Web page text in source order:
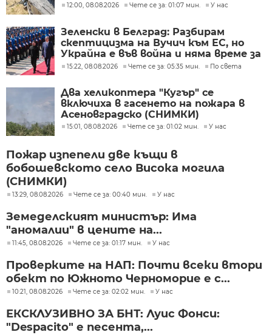
12:00, 08.08.2026 Чете се за: 01:07 мин. У нас
Зеленски в Белград: Разбирам
скептицизма на Вучич към ЕС, но
Украйна е във война и няма време за
скептицизъм
15:22, 08.08.2026 Чете се за: 05:35 мин. По света
Два хеликоптера "Кугър" се
включиха в гасенето на пожара в
Асеновградско (СНИМКИ)
15:01, 08.08.2026 Чете се за: 01:02 мин. У нас
Пожар изпепели две къщи в
бобошевското село Висока могила
(СНИМКИ)
13:29, 08.08.2026 Чете се за: 00:40 мин. У нас
Земеделският министър: Има
"аномалии" в цените на...
11:45, 08.08.2026 Чете се за: 01:17 мин. У нас
Проверките на НАП: Почти всеки втори
обект по Южното Черноморие е с...
10:21, 08.08.2026 Чете се за: 02:02 мин. У нас
ЕКСКЛУЗИВНО ЗА БНТ: Луис Фонси:
"Despacito" е песента,...